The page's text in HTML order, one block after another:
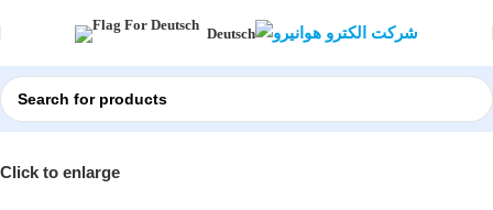
Deutsch
Click to enlarge